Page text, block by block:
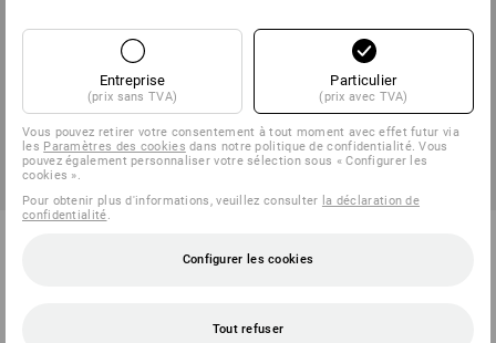
enfants
(TTC) à p. de 3 Pièces
Entreprise
(prix sans TVA)
Particulier
(prix avec TVA)
Vous pouvez retirer votre consentement à tout moment avec effet futur via
les Paramètres des cookies dans notre politique de confidentialité. Vous
pouvez également personnaliser votre sélection sous « Configurer les
cookies ».
Pour obtenir plus d'informations, veuillez consulter la déclaration de
confidentialité
Configurer les cookies
Tout refuser